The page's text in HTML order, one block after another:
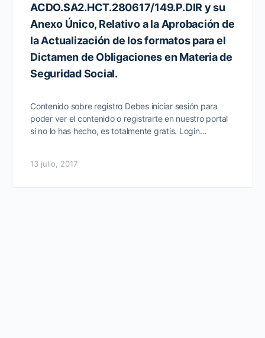
ACDO.SA2.HCT.280617/149.P.DIR y su
Anexo Único, Relativo a la Aprobación de
la Actualización de los formatos para el
Dictamen de Obligaciones en Materia de
Seguridad Social.
Contenido sobre registro Debes iniciar sesión para
poder ver el contenido o registrarte en nuestro portal
si no lo has hecho, es totalmente gratis. Login…
13 julio, 2017